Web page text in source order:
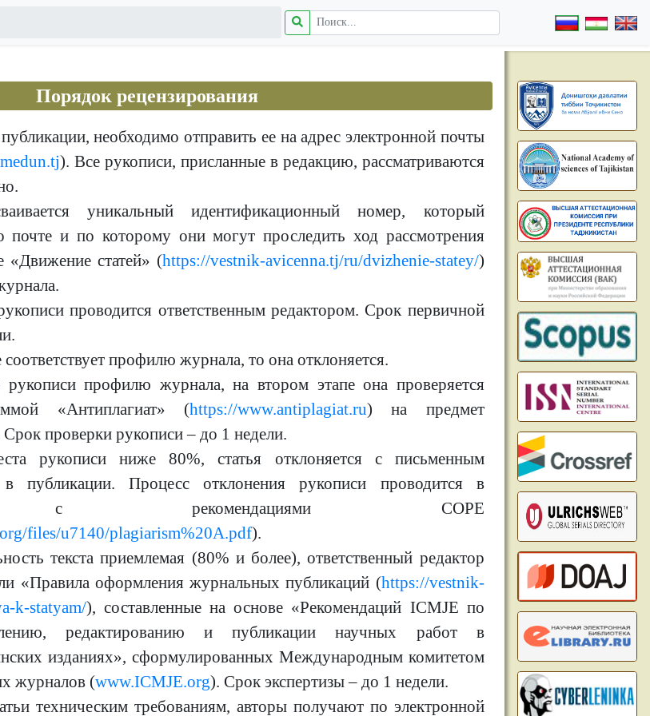
Порядок рецензирования
необходимо отправить ее на адрес электронной почты
). Все рукописи, присланные в редакцию, рассматриваются
уникальный идентификационный номер, который
почте и по которому они могут проследить ход рассмотрения
«Движение статей» (https://vestnik-avicenna.tj/ru/dvizhenie-statey/)
проводится ответственным редактором. Срок первичной
соответствует профилю журнала, то она отклоняется.
рукописи профилю журнала, на втором этапе она проверяется
«Антиплагиат» (https://www.antiplagiat.ru) на предмет
Срок проверки рукописи – до 1 недели.
рукописи ниже 80%, статья отклоняется с письменным
в публикации. Процесс отклонения рукописи проводится в
с рекомендациями COPE
files/u7140/plagiarism%20A.pdf).
текста приемлемая (80% и более), ответственный редактор
«Правила оформления журнальных публикаций (https://vestnik-
k-statyam/), составленные на основе «Рекомендаций ICMJE по
редактированию и публикации научных работ в
изданиях», сформулированных Международным комитетом
журналов (www.ICMJE.org). Срок экспертизы – до 1 недели.
техническим требованиям, авторы получают по электронной